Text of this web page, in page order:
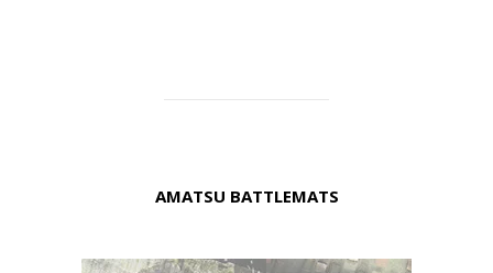
AMATSU BATTLEMATS